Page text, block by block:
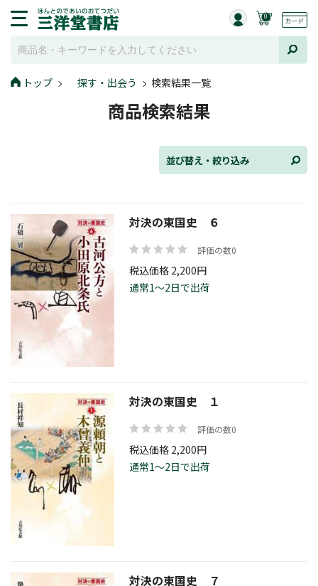
0
トップ 探す・出会う 検索結果一覧
商品検索結果
並び替え・絞り込み
並び替え
在庫状況
絞り込む
対決の東国史 ６
評価の数0
税込価格 2,200円
通常1～2日で出荷
対決の東国史 １
評価の数0
税込価格 2,200円
通常1～2日で出荷
対決の東国史 ７